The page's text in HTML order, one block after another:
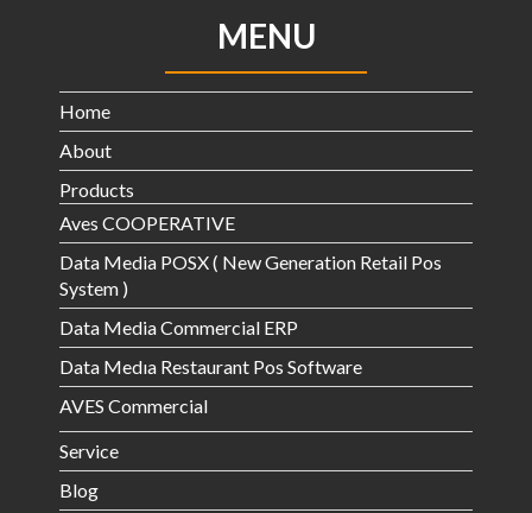
MENU
Home
About
Products
Aves COOPERATIVE
Data Media POSX ( New Generation Retail Pos
System )
Data Media Commercial ERP
Data Medıa Restaurant Pos Software
AVES Commercial
Service
Blog